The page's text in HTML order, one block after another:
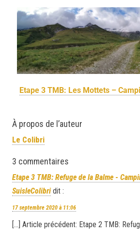
Etape 3 TMB: Les Mottets –
À propos de l’auteur
Le Colibri
3 commentaires
Etape 3 TMB: Refuge de la Balme -
SuisleColibri dit :
17 septembre 2020 à 11:06
[…] Article précédent: Etape 2 TMB: